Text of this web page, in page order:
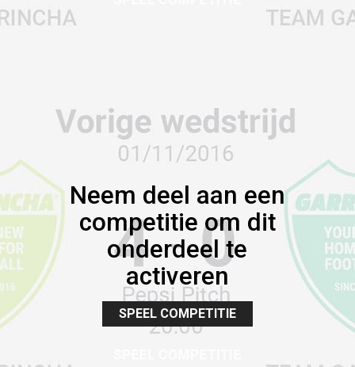
Neem deel aan een
competitie om dit
onderdeel te
activeren
SPEEL COMPETITIE